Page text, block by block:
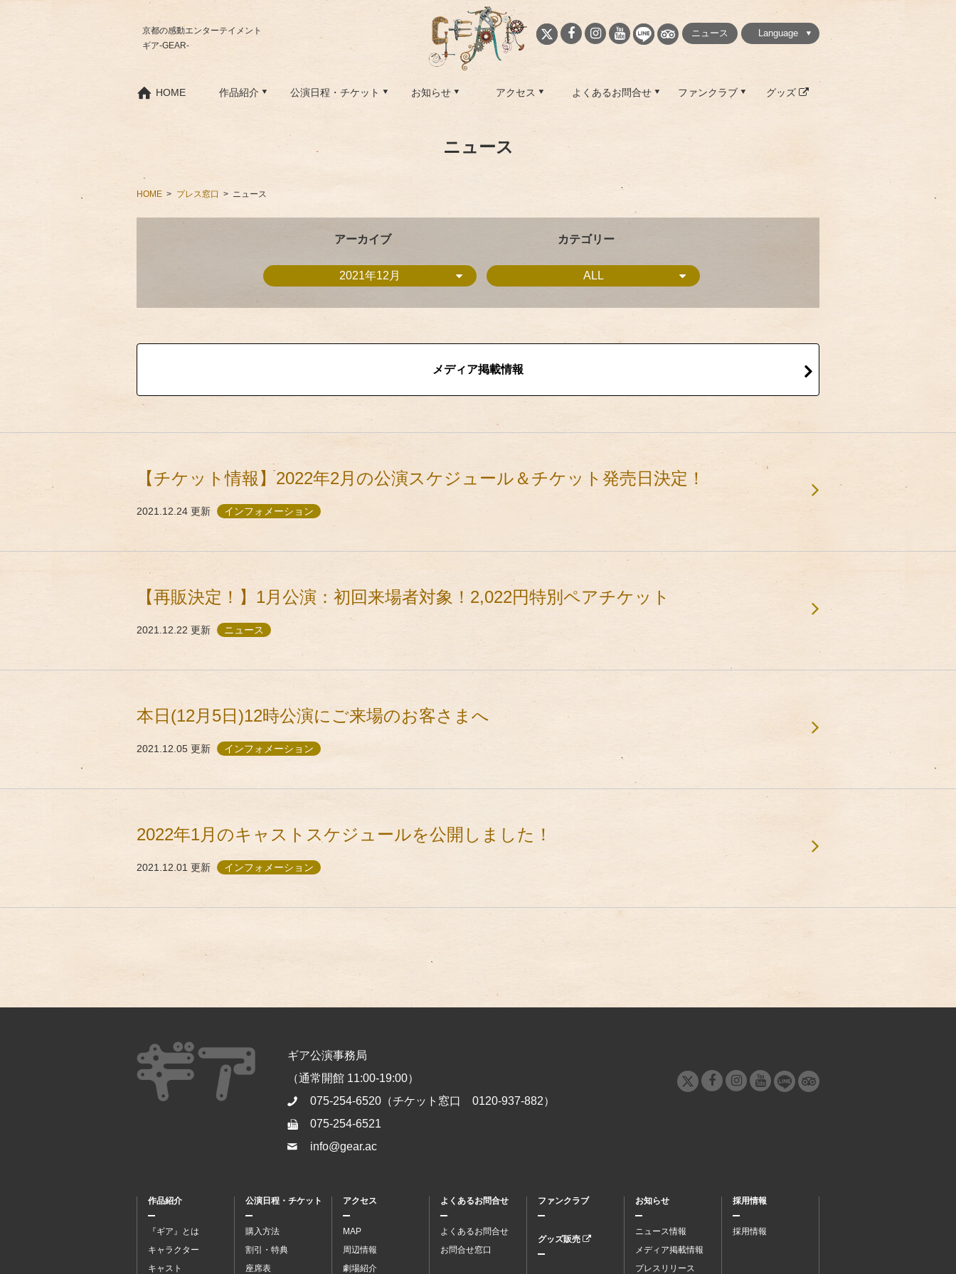
京都の感動エンターテイメント
ギア-GEAR-
ニュース
Language
HOME 作品紹介 公演日程・チケット お知らせ アクセス よくあるお問合せ ファンクラブ グッズ
ニュース
HOME プレス窓口 ニュース
アーカイブ
2021年12月
カテゴリー
ALL
メディア掲載情報
【チケット情報】2022年2月の公演スケジュール＆チケット発売日決定！
2021.12.24 更新 インフォメーション
【再販決定！】1月公演：初回来場者対象！2,022円特別ペアチケット
2021.12.22 更新 ニュース
本日(12月5日)12時公演にご来場のお客さまへ
2021.12.05 更新 インフォメーション
2022年1月のキャストスケジュールを公開しました！
2021.12.01 更新 インフォメーション
ギア公演事務局
（通常開館 11:00-19:00）
075-254-6520 （チケット窓口 0120-937-882）
075-254-6521
info@gear.ac
作品紹介
『ギア』とは
キャラクター
キャスト
公演日程・チケット
購入方法
割引・特典
座席表
アクセス
MAP
周辺情報
劇場紹介
よくあるお問合せ
よくあるお問合せ
お問合せ窓口
ファンクラブ
グッズ販売
お知らせ
ニュース情報
メディア掲載情報
プレスリリース
採用情報
採用情報